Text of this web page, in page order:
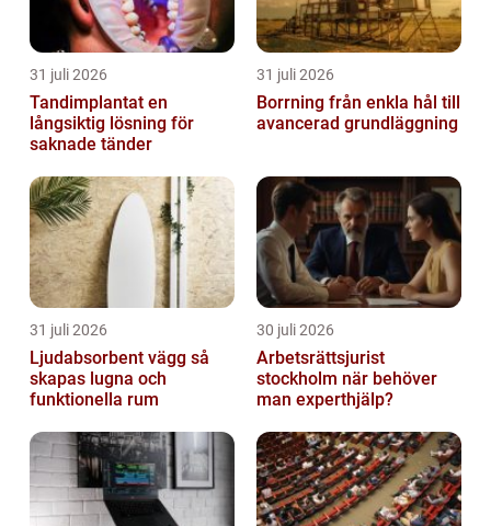
31 juli 2026
Tandimplantat en
långsiktig lösning för
saknade tänder
31 juli 2026
Borrning från enkla hål till
avancerad grundläggning
31 juli 2026
Ljudabsorbent vägg så
skapas lugna och
funktionella rum
30 juli 2026
Arbetsrättsjurist
stockholm när behöver
man experthjälp?